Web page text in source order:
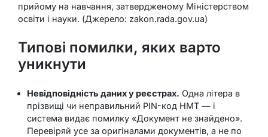
прийому на навчання, затвердженому Міністерством
освіти і науки. (Джерело: zakon.rada.gov.ua)
Типові помилки, яких варто
уникнути
Невідповідність даних у реєстрах. Одна літера в
прізвищі чи неправильний PIN-код НМТ — і
система видає помилку «Документ не знайдено».
Перевіряй усе за оригіналами документів, а не по